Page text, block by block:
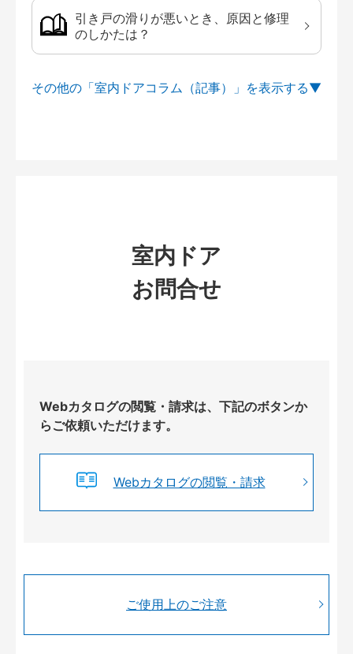
引き戸の滑りが悪いとき、原因と修理
のしかたは？
その他の「室内ドアコラム（記事）」を
室内ドア
お問合せ
Webカタログの閲覧・請求は、下記のボタンか
らご依頼いただけます。
Webカタログの閲覧・請求
ご使用上のご注意